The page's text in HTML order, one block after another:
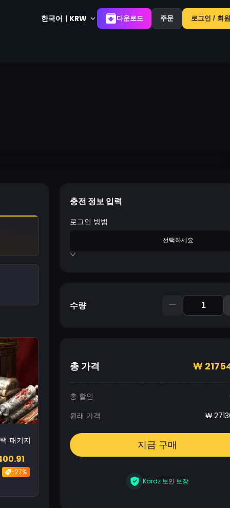
한국어 | KRW 다운로드 주문 로그인 / 회
패키지 II
-27%
충전 정보 입력
로그인 방법
선택하세요
수량
총 가격 ₩
총 할인
원래 가격
₩
지금 구매
Kardz 보안 보장